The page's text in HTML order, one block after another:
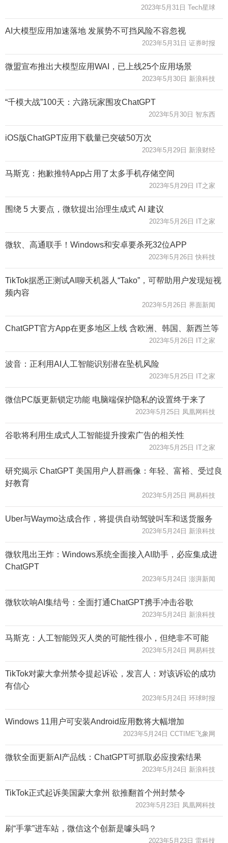
2023年5月31日 Tech星球
AI大模型应用加速落地 发展势不可挡风险不容忽视
2023年5月31日 证券时报
微盟宣布推出大模型应用WAI，已上线25个应用场景
2023年5月30日 新浪科技
“千模大战”100天：六路玩家围攻ChatGPT
2023年5月30日 智东西
iOS版ChatGPT应用下载量已突破50万次
2023年5月29日 新浪财经
马斯克：抱歉推特App占用了太多手机存储空间
2023年5月29日 IT之家
围绕 5 大要点，微软提出治理生成式 AI 建议
2023年5月26日 IT之家
微软、高通联手！Windows和安卓要杀死32位APP
2023年5月26日 快科技
TikTok据悉正测试AI聊天机器人“Tako”，可帮助用户发现短视
频内容
2023年5月26日 界面新闻
ChatGPT官方App在更多地区上线 含欧洲、韩国、新西兰等
2023年5月26日 IT之家
波音：正利用AI人工智能识别潜在坠机风险
2023年5月25日 IT之家
微信PC版更新锁定功能 电脑端保护隐私的设置终于来了
2023年5月25日 凤凰网科技
谷歌将利用生成式人工智能提升搜索广告的相关性
2023年5月25日 IT之家
研究揭示 ChatGPT 美国用户人群画像：年轻、富裕、受过良
好教育
2023年5月25日 网易科技
Uber与Waymo达成合作，将提供自动驾驶叫车和送货服务
2023年5月24日 新浪科技
微软甩出王炸：Windows系统全面接入AI助手，必应集成进
ChatGPT
2023年5月24日 澎湃新闻
微软吹响AI集结号：全面打通ChatGPT携手冲击谷歌
2023年5月24日 新浪科技
马斯克：人工智能毁灭人类的可能性很小，但绝非不可能
2023年5月24日 网易科技
TikTok对蒙大拿州禁令提起诉讼，发言人：对该诉讼的成功
有信心
2023年5月24日 环球时报
Windows 11用户可安装Android应用数将大幅增加
2023年5月24日 CCTIME飞象网
微软全面更新AI产品线：ChatGPT可抓取必应搜索结果
2023年5月24日 新浪科技
TikTok正式起诉美国蒙大拿州 欲推翻首个州封禁令
2023年5月23日 凤凰网科技
刷“手掌”进车站，微信这个创新是噱头吗？
2023年5月23日 雷科技